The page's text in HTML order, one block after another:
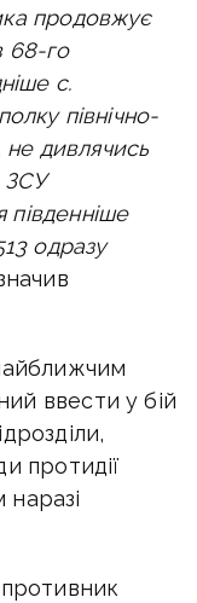
продовжує
68-го
с.
північно-
не дивлячись
ЗСУ
одразу
ввести у бій
протидії